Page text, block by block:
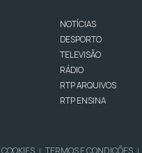
NOTÍCIAS
DESPORTO
TELEVISÃO
RÁDIO
RTP ARQUIVOS
RTP ENSINA